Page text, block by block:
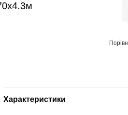
Характеристики